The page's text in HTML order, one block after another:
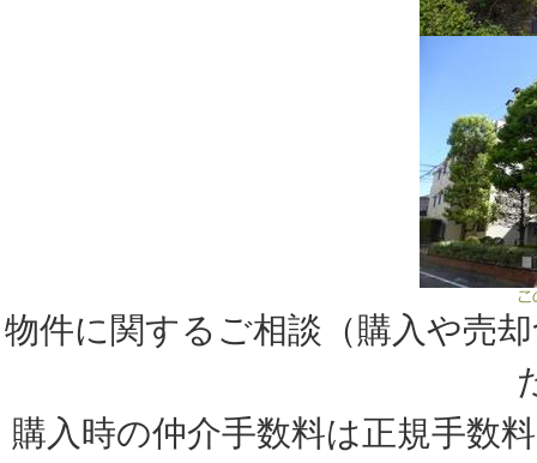
物件に関するご相談（購入や売
購入時の仲介手数料は正規手数